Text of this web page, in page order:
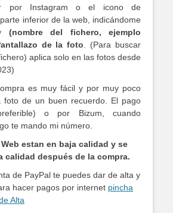
por Instagram o el icono de
inferior de la web, indicándome
(nombre del fichero, ejemplo
de la foto . (Para buscar
aplica solo en las fotos desde
es muy fácil y por muy poco
foto de un buen recuerdo. El pago
o por Bizum, cuando
te mando mi número.
estan en baja calidad y se
calidad después de la compra.
de PayPal te puedes dar de alta y
hacer pagos por internet pincha
Alta